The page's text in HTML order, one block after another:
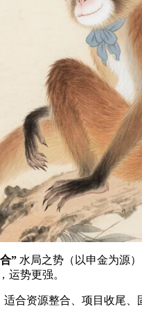
” 水局之势（以申金为源
运势更强。
合资源整合、项目收尾